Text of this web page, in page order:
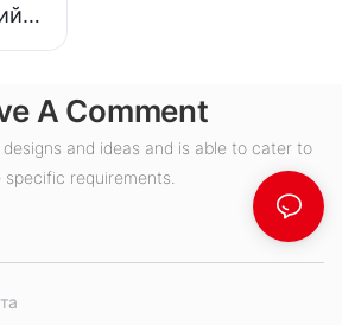
A Comment
and ideas and is able to cater to
specific requirements.